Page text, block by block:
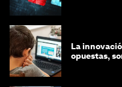
La
opuestas,